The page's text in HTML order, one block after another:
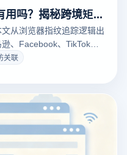
深度评测：防关联浏览器有用吗？揭秘跨境矩阵运营的“防封号”底层技术真相
从浏览器指纹追踪逻辑出
、Facebook、TikTok等
核心原理、RPA自动化提
号魔咒，构建稳健的跨境
关联